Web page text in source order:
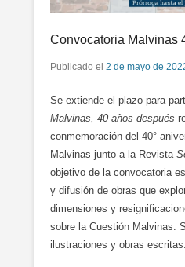
Convocatoria Malvinas
Publicado el 2 de mayo de
Se extiende el plazo para
Malvinas, 40 años después
conmemoración del 40°
Malvinas junto a la Revista
objetivo de la convocatoria
y difusión de obras que
dimensiones y
sobre la Cuestión Malvinas.
ilustraciones y obras escritas.